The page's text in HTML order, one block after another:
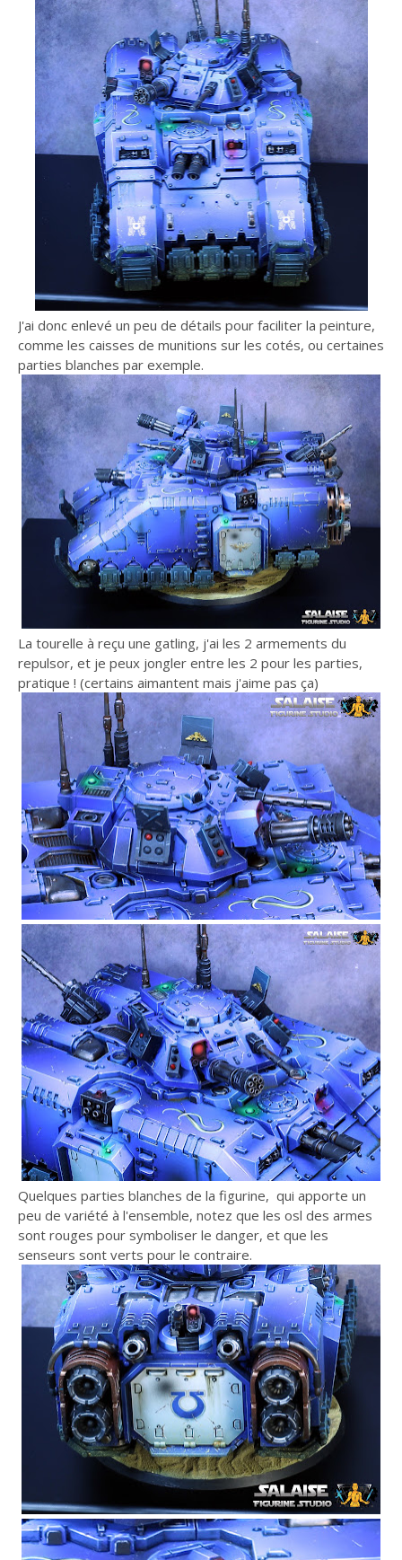
J'ai donc enlevé un peu de détails pour faciliter la peinture,
comme les caisses de munitions sur les cotés, ou certaines
parties blanches par exemple.
La tourelle à reçu une gatling, j'ai les 2 armements du
repulsor, et je peux jongler entre les 2 pour les parties,
pratique ! (certains aimantent mais j'aime pas ça)
Quelques parties blanches de la figurine, qui apporte un
peu de variété à l'ensemble, notez que les osl des armes
sont rouges pour symboliser le danger, et que les
senseurs sont verts pour le contraire.